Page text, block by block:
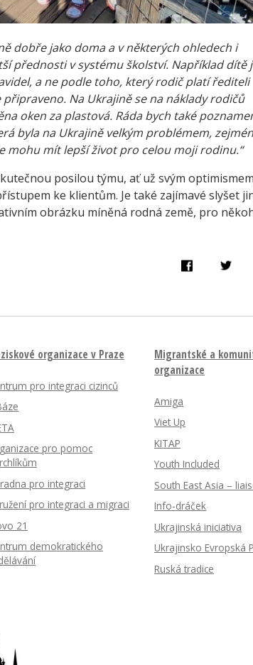
dobře jako doma a v některých ohledech i
přednosti v systému školství. Například dítě
a ne podle toho, který rodič platí řediteli
Na Ukrajině se na náklady rodičů
oken za plastová. Ráda bych také
byla na Ukrajině velkým problémem,
mohu mít lepší život pro celou moji rodinu.“
posilou týmu, ať už svým
ke klientům. Je také zajímavé slyšet
obrázku míněná rodná země, pro
organizace v Praze
pro integraci cizinců
pro pomoc
pro integraci
pro integraci a migraci
21
demokratického
Migrantské a
organizace
Amiga
Viet Up
KITAP
Youth Included
South East Asia –
Info-dráček
Ukrajinská iniciativa
Ukrajinsko Evropská
Ruská tradice